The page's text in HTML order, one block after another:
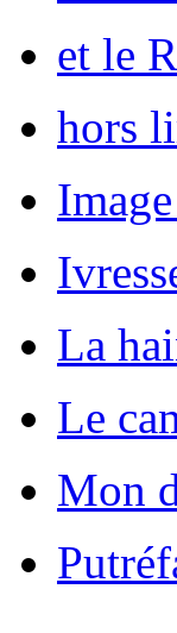
et le
hors
La
Le
Mon